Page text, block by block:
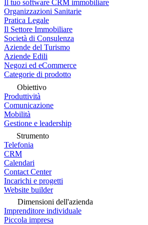
Il tuo software CRM immobiliare
Organizzazioni Sanitarie
Pratica Legale
Il Settore Immobiliare
Società di Consulenza
Aziende del Turismo
Aziende Edili
Negozi ed eCommerce
Categorie di prodotto
Obiettivo
Produttività
Comunicazione
Mobilità
Gestione e leadership
Strumento
Telefonia
CRM
Calendari
Contact Center
Incarichi e progetti
Website builder
Dimensioni dell'azienda
Imprenditore individuale
Piccola impresa